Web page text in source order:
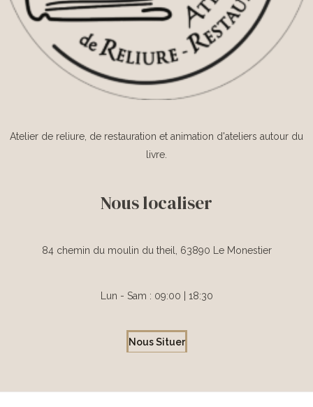
Atelier de reliure, de restauration et animation d'ateliers autour du
livre.
Nous localiser
84 chemin du moulin du theil, 63890 Le Monestier
Lun - Sam : 09:00 | 18:30
Nous Situer